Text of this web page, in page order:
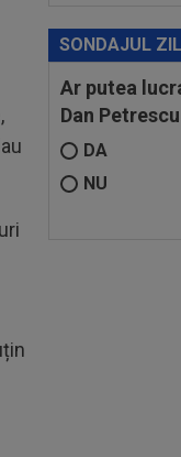
SONDAJUL
Ar putea
Dan
DA
NU